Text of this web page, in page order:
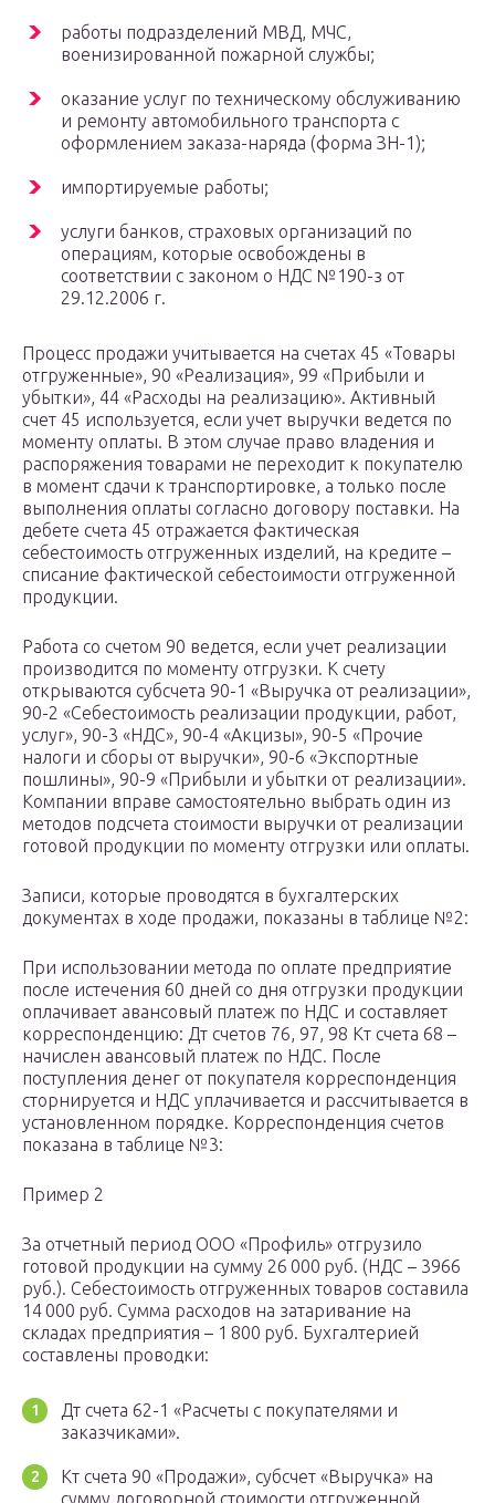
работы подразделений МВД, МЧС,
военизированной пожарной службы;
оказание услуг по техническому обслуживанию
и ремонту автомобильного транспорта с
оформлением заказа-наряда (форма ЗН-1);
импортируемые работы;
услуги банков, страховых организаций по
операциям, которые освобождены в
соответствии с законом о НДС №190-з от
29.12.2006 г.
Процесс продажи учитывается на счетах 45 «Товары
отгруженные», 90 «Реализация», 99 «Прибыли и
убытки», 44 «Расходы на реализацию». Активный
счет 45 используется, если учет выручки ведется по
моменту оплаты. В этом случае право владения и
распоряжения товарами не переходит к покупателю
в момент сдачи к транспортировке, а только после
выполнения оплаты согласно договору поставки. На
дебете счета 45 отражается фактическая
себестоимость отгруженных изделий, на кредите –
списание фактической себестоимости отгруженной
продукции.
Работа со счетом 90 ведется, если учет реализации
производится по моменту отгрузки. К счету
открываются субсчета 90-1 «Выручка от реализации»,
90-2 «Себестоимость реализации продукции, работ,
услуг», 90-3 «НДС», 90-4 «Акцизы», 90-5 «Прочие
налоги и сборы от выручки», 90-6 «Экспортные
пошлины», 90-9 «Прибыли и убытки от реализации».
Компании вправе самостоятельно выбрать один из
методов подсчета стоимости выручки от реализации
готовой продукции по моменту отгрузки или оплаты.
Записи, которые проводятся в бухгалтерских
документах в ходе продажи, показаны в таблице №2:
При использовании метода по оплате предприятие
после истечения 60 дней со дня отгрузки продукции
оплачивает авансовый платеж по НДС и составляет
корреспонденцию: Дт счетов 76, 97, 98 Кт счета 68 –
начислен авансовый платеж по НДС. После
поступления денег от покупателя корреспонденция
сторнируется и НДС уплачивается и рассчитывается в
установленном порядке. Корреспонденция счетов
показана в таблице №3:
Пример 2
За отчетный период ООО «Профиль» отгрузило
готовой продукции на сумму 26 000 руб. (НДС – 3966
руб.). Себестоимость отгруженных товаров составила
14 000 руб. Сумма расходов на затаривание на
складах предприятия – 1 800 руб. Бухгалтерией
составлены проводки:
Дт счета 62-1 «Расчеты с покупателями и
заказчиками».
Кт счета 90 «Продажи», субсчет «Выручка» на
сумму договорной стоимости отгруженной